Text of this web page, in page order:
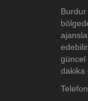
güncel
dakika